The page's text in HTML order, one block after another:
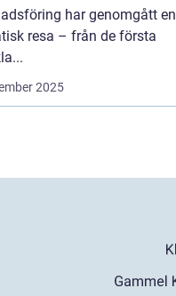
har genomgått en
resa – från de första
2025